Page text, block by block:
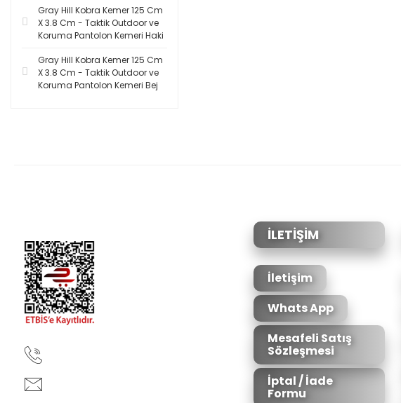
Gray Hill Kobra Kemer 125 Cm
X 3.8 Cm - Taktik Outdoor ve
Koruma Pantolon Kemeri Haki
Gray Hill Kobra Kemer 125 Cm
X 3.8 Cm - Taktik Outdoor ve
Koruma Pantolon Kemeri Bej
İLETİŞİM
İletişim
Whats App
Mesafeli Satış
Sözleşmesi
İptal / İade
Formu